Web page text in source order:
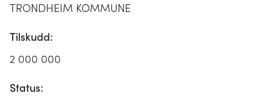
TRONDHEIM KOMMUNE
Tilskudd:
2 000 000
Status: